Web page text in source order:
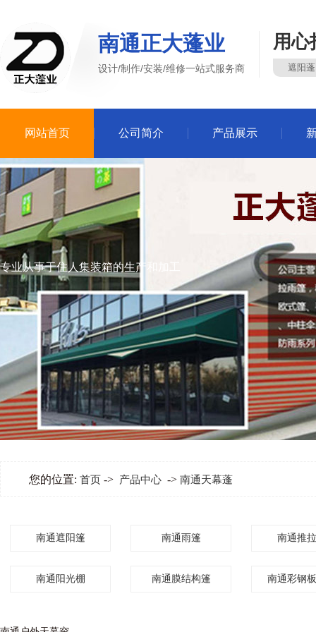
南通正大蓬业
设计/制作/安装/维修一站式服务商
用心
遮阳蓬
网站首页 公司简介 产品展示
专业从事于住人集装箱的生产和加工
您的位置: 首页 -> 产品中心 -> 南通天幕蓬
南通遮阳篷 南通雨篷 南通推
南通阳光棚 南通膜结构篷 南通彩钢